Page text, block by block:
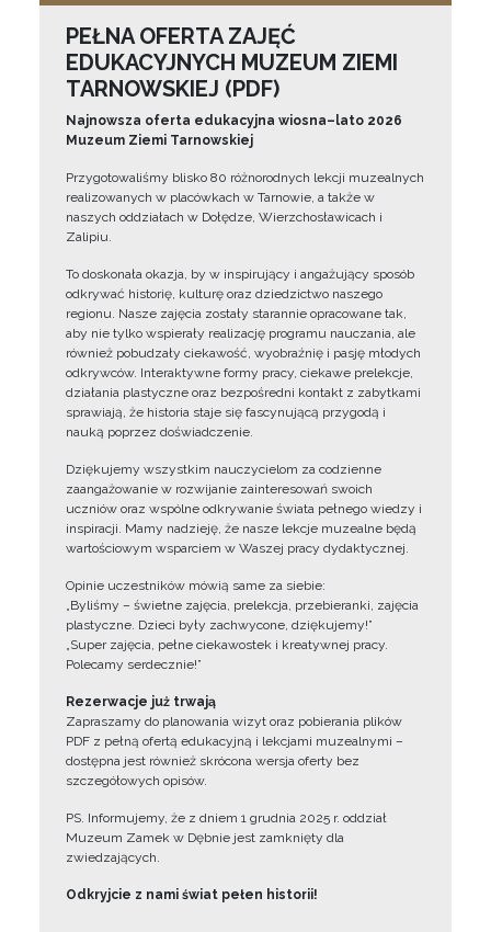
PEŁNA OFERTA ZAJĘĆ
EDUKACYJNYCH MUZEUM ZIEMI
TARNOWSKIEJ (PDF)
Najnowsza oferta edukacyjna wiosna–lato 2026
Muzeum Ziemi Tarnowskiej
Przygotowaliśmy blisko 80 różnorodnych lekcji muzealnych
realizowanych w placówkach w Tarnowie, a także w
naszych oddziałach w Dołędze, Wierzchosławicach i
Zalipiu.
To doskonała okazja, by w inspirujący i angażujący sposób
odkrywać historię, kulturę oraz dziedzictwo naszego
regionu. Nasze zajęcia zostały starannie opracowane tak,
aby nie tylko wspierały realizację programu nauczania, ale
również pobudzały ciekawość, wyobraźnię i pasję młodych
odkrywców. Interaktywne formy pracy, ciekawe prelekcje,
działania plastyczne oraz bezpośredni kontakt z zabytkami
sprawiają, że historia staje się fascynującą przygodą i
nauką poprzez doświadczenie.
Dziękujemy wszystkim nauczycielom za codzienne
zaangażowanie w rozwijanie zainteresowań swoich
uczniów oraz wspólne odkrywanie świata pełnego wiedzy i
inspiracji. Mamy nadzieję, że nasze lekcje muzealne będą
wartościowym wsparciem w Waszej pracy dydaktycznej.
Opinie uczestników mówią same za siebie:
„Byliśmy – świetne zajęcia, prelekcja, przebieranki, zajęcia
plastyczne. Dzieci były zachwycone, dziękujemy!”
„Super zajęcia, pełne ciekawostek i kreatywnej pracy.
Polecamy serdecznie!”
Rezerwacje już trwają
Zapraszamy do planowania wizyt oraz pobierania plików
PDF z pełną ofertą edukacyjną i lekcjami muzealnymi –
dostępna jest również skrócona wersja oferty bez
szczegółowych opisów.
PS. Informujemy, że z dniem 1 grudnia 2025 r. oddział
Muzeum Zamek w Dębnie jest zamknięty dla
zwiedzających.
Odkryjcie z nami świat pełen historii!